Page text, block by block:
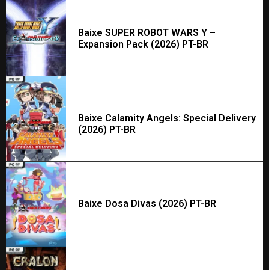
Baixe SUPER ROBOT WARS Y –
Expansion Pack (2026) PT-BR
Baixe Calamity Angels: Special Delivery
(2026) PT-BR
Baixe Dosa Divas (2026) PT-BR